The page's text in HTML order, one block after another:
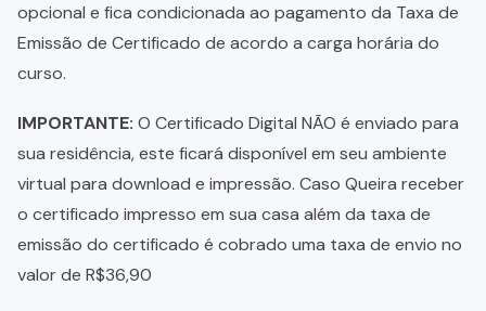
opcional e fica condicionada ao pagamento da Taxa de
Emissão de Certificado de acordo a carga horária do
curso.
IMPORTANTE: O Certificado Digital NÃO é enviado para
sua residência, este ficará disponível em seu ambiente
virtual para download e impressão. Caso Queira receber
o certificado impresso em sua casa além da taxa de
emissão do certificado é cobrado uma taxa de envio no
valor de R$36,90